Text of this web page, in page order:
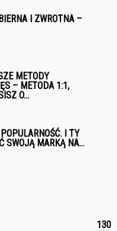
I ZWROTNA –
METODY
– METODA 1:1,
O...
I TY
SWOJĄ MARKĄ NA...
130